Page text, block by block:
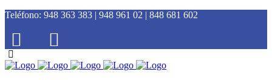
Teléfono: 948 363 383 | 948 961 02 | 848 681 602